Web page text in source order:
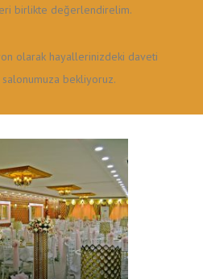
birlikte değerlendirelim.
olarak hayallerinizdeki daveti
bekliyoruz.